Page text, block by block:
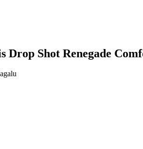
Drop Shot Renegade